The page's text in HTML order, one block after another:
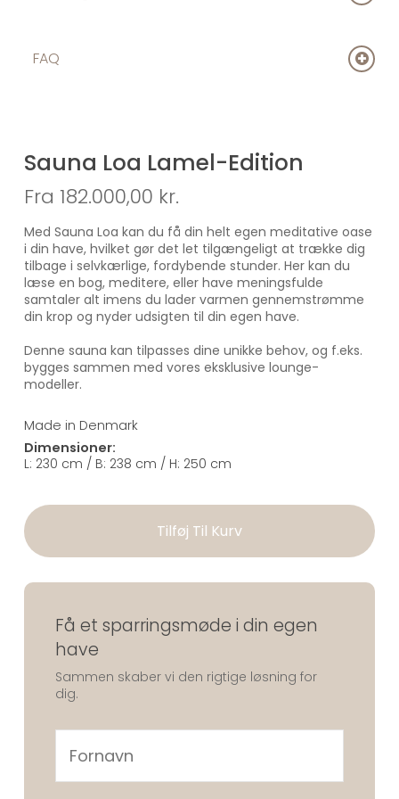
ordretilgang. Du får besked om præcis
leveringsdato, så snart din lounge går i produktion.
Produktionsproces:
Alle vores lounges bygges i eget specialværksted af
erfarne tømrere. Dette sikrer konsekvent topkvalitet
og betyder, at du slipper for ugevis byggerod og støj
i din have.
14 dage før levering: Vi etablerer fundamentet
Leveringsdag: Din lounge leveres og monteres
med kran af vores specialister
Færdig til brug: Du kan nyde din nye udendørs
oase samme dag
Leveringsområde:
Vi leverer og opsætter i hele Danmark. Kontakt os
FAQ
Sauna Loa Lamel-Edition
Fra 182.000,00 kr.
Med Sauna Loa kan du få din helt egen meditative oase
i din have, hvilket gør det let tilgængeligt at trække dig
tilbage i selvkærlige, fordybende stunder. Her kan du
læse en bog, meditere, eller have meningsfulde
samtaler alt imens du lader varmen gennemstrømme
din krop og nyder udsigten til din egen have.
Denne sauna kan tilpasses dine unikke behov, og f.eks.
bygges sammen med vores eksklusive lounge-
modeller.
Made in Denmark
Dimensioner:
L: 230 cm / B: 238 cm / H: 250 cm
Tilføj Til Kurv
Få et sparringsmøde i din egen
have
Sammen skaber vi den rigtige løsning for
dig.